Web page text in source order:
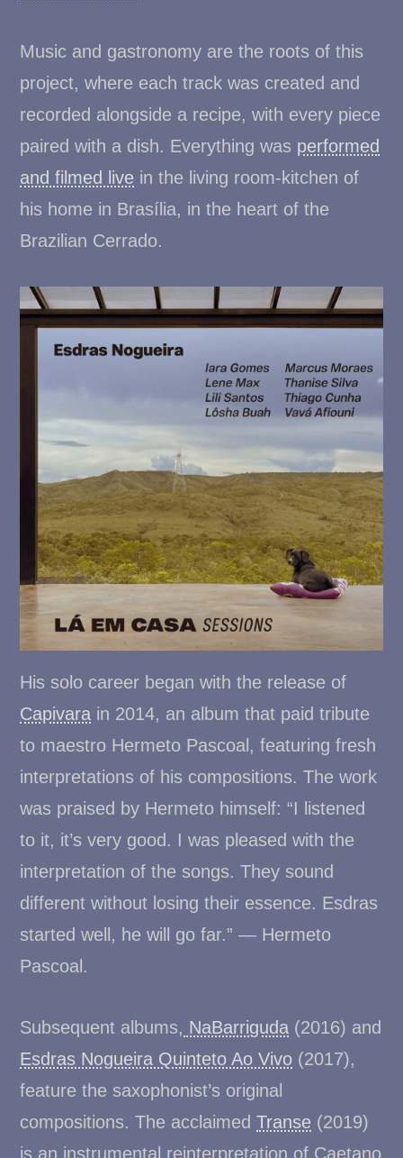
Music and gastronomy are the roots of this
project, where each track was created and
recorded alongside a recipe, with every piece
paired with a dish. Everything was performed
and filmed live in the living room-kitchen of
his home in Brasília, in the heart of the
Brazilian Cerrado.
His solo career began with the release of
Capivara in 2014, an album that paid tribute
to maestro Hermeto Pascoal, featuring fresh
interpretations of his compositions. The work
was praised by Hermeto himself: “I listened
to it, it’s very good. I was pleased with the
interpretation of the songs. They sound
different without losing their essence. Esdras
started well, he will go far.” — Hermeto
Pascoal.
Subsequent albums, NaBarriguda (2016) and
Esdras Nogueira Quinteto Ao Vivo (2017),
feature the saxophonist’s original
compositions. The acclaimedTranse (2019)
is an instrumental reinterpretation of Caetano